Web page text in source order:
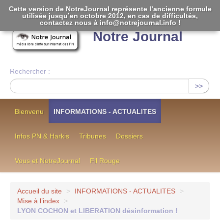
Notre Journal
Rechercher :
>>
Bienvenu INFORMATIONS - ACTUALITES
Infos PN & Harkis Tribunes Dossiers
Vous et NotreJournal Fil Rouge
Accueil du site > INFORMATIONS - ACTUALITES
>
Mise à l’index
>
LYON COCHON et LIBERATION désinformation !
Cette version de NotreJournal représente l’ancienne formule
utilisée jusqu’en octobre 2012, en cas de difficultés,
contactez nous à info@notrejournal.info !